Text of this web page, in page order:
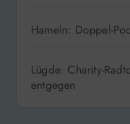
Hameln: Doppel-
Lügde: Charity-
entgegen